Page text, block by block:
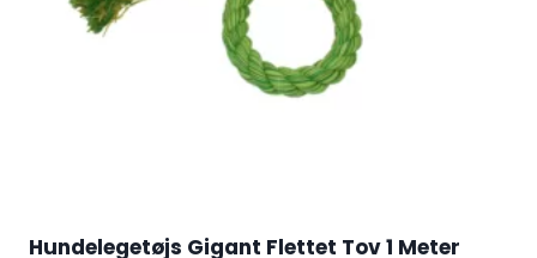
Hundelegetøjs Gigant Flettet Tov 1 Meter